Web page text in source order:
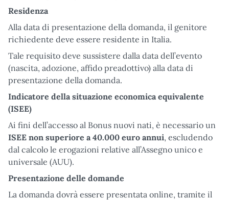
Residenza
Alla data di presentazione della domanda, il genitore
richiedente deve essere residente in Italia.
Tale requisito deve sussistere dalla data dell’evento
(nascita, adozione, affido preadottivo) alla data di
presentazione della domanda.
Indicatore della situazione economica equivalente
(ISEE)
Ai fini dell’accesso al Bonus nuovi nati, è necessario un
ISEE non superiore a 40.000 euro annui, escludendo
dal calcolo le erogazioni relative all’Assegno unico e
universale (AUU).
Presentazione delle domande
La domanda dovrà essere presentata online, tramite il